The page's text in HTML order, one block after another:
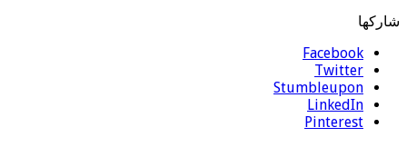
شاركها
Facebook
Twitter
Stumbleupon
LinkedIn
Pinterest